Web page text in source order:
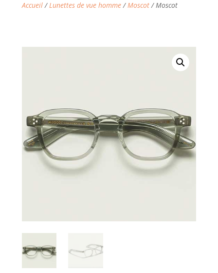
Accueil/Lunettes de vue homme/Moscot/ Moscot